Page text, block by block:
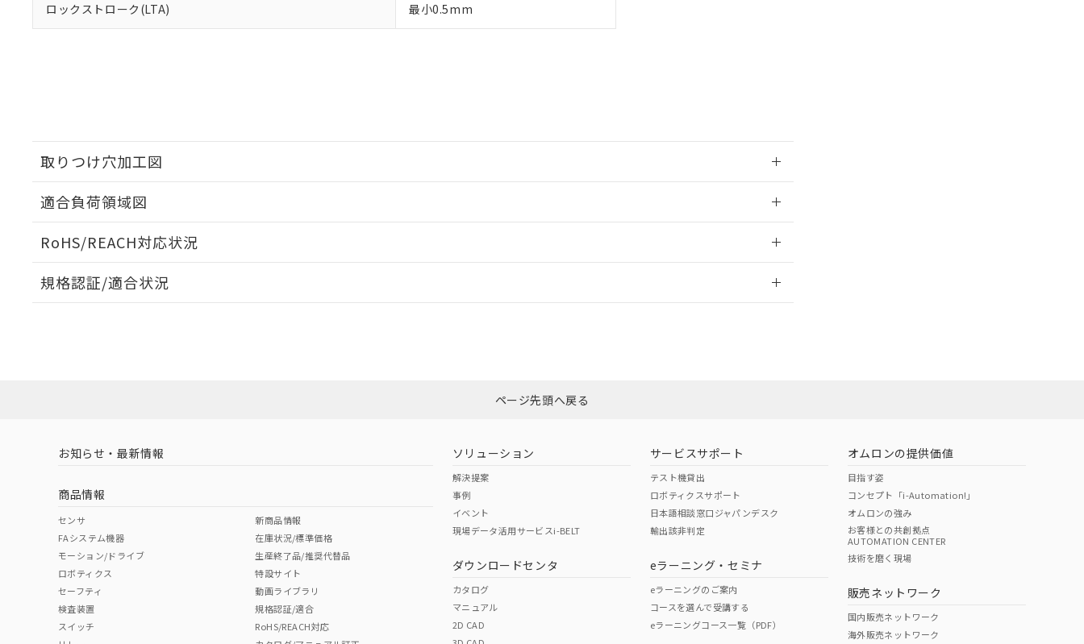
ロックストローク(LTA) 最小0.5mm
取りつけ穴加工図
適合負荷領域図
RoHS/REACH対応状況
EU RoHS 注意事項・凡例
ダウンロードはこちら
中国 RoHS 注意事項・凡例
中国 RoHS表
Pb Hg Cr(VI)
O O
規格認証/適合状況
（イギリス
（ノルウェー
（日本
（アメリカ
この製品の規格認証/適合状況ページへ
その他の認証はこちらのページからご検索ください
ページ先頭へ戻る
お知らせ・最新情報
商品情報
センサ
FAシステム機器
モーション/ドライブ
ロボティクス
セーフティ
検査装置
スイッチ
新商品情報
在庫状況/標準価格
生産終了品/推奨代替品
特設サイト
動画ライブラリ
規格認証/適合
RoHS/REACH対応
ソリューション
解決提案
事例
イベント
現場データ活用サービスi-BELT
ダウンロードセンタ
カタログ
マニュアル
2D CAD
サービスサポート
テスト機貸出
ロボティクスサポート
日本語相談窓口ジャパンデスク
輸出該非判定
eラーニング・セミナ
eラーニングのご案内
コースを選んで受講する
eラーニングコース一覧（PDF）
オムロンの提供価値
目指す姿
コンセプト「i-Automation!」
オムロンの強み
お客様との共創拠点
AUTOMATION CENTER
技術を磨く現場
販売ネットワーク
国内販売ネットワーク
海外販売ネットワーク